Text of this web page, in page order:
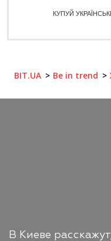
КУПУЙ
BIT.UA Be in trend
В Киеве